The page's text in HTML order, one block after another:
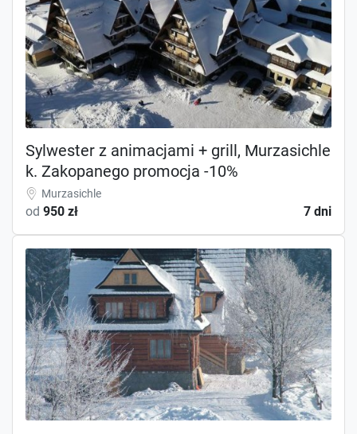
Sylwester z animacjami + grill, Murzasichle
k. Zakopanego promocja -10%
Murzasichle
od 950 zł 7 dni